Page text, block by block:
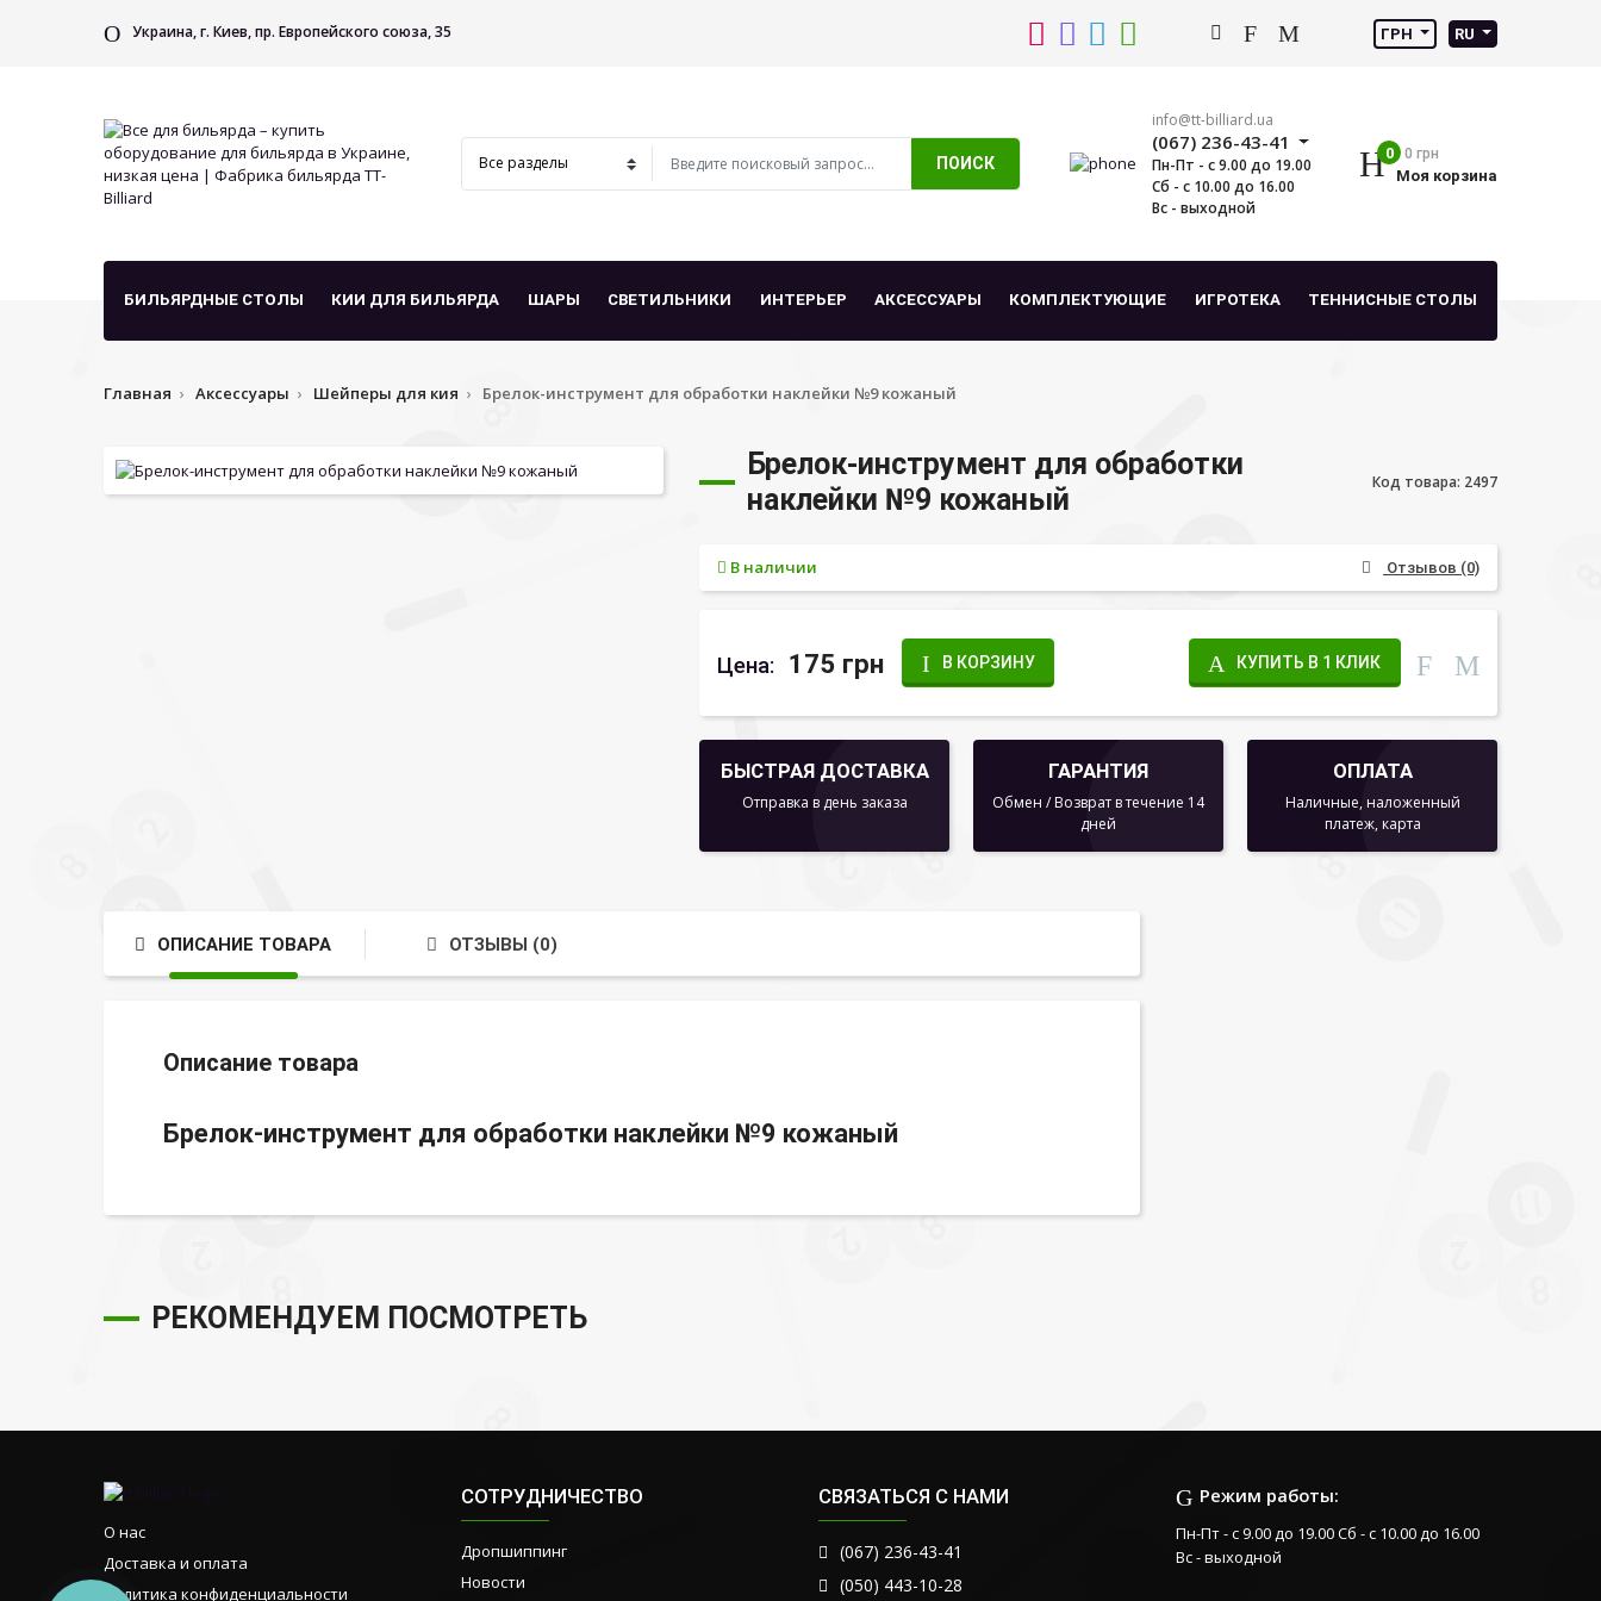
Украина, г. Киев, пр. Европейского союза, 35 ГРН RU
ПОИСК
info@tt-billiard.ua
(067) 236-43-41
Пн-Пт - с 9.00 до 19.00
Сб - с 10.00 до 16.00
Вс - выходной
0 0 грн
Моя корзина
БИЛЬЯРДНЫЕ СТОЛЫ КИИ ДЛЯ БИЛЬЯРДА ШАРЫ СВЕТИЛЬНИКИ ИНТЕРЬЕР АКСЕССУАРЫ КОМПЛЕКТУЮЩИЕ ИГРОТЕКА ТЕННИСНЫЕ СТОЛЫ
Главная Аксессуары Шейперы для кия Брелок-инструмент для обработки наклейки №9 кожаный
Брелок-инструмент для обработки
наклейки №9 кожаный
Код товара: 2497
В наличии Отзывов (0)
Цена: 175 грн В КОРЗИНУ КУПИТЬ В 1 КЛИК
БЫСТРАЯ ДОСТАВКА
Отправка в день заказа
ГАРАНТИЯ
Обмен / Возврат в течение 14
дней
ОПЛАТА
Наличные, наложенный
платеж, карта
ОПИСАНИЕ ТОВАРА ОТЗЫВЫ (0)
Описание товара
Брелок-инструмент для обработки наклейки №9 кожаный
РЕКОМЕНДУЕМ ПОСМОТРЕТЬ
О нас
Доставка и оплата
Политика конфиденциальности
СОТРУДНИЧЕСТВО
Дропшиппинг
Новости
Режим работы:
Пн-Пт - с 9.00 до 19.00 Сб - с 10.00 до 16.00
Вс - выходной
СВЯЗАТЬСЯ С НАМИ
(067) 236-43-41
(050) 443-10-28